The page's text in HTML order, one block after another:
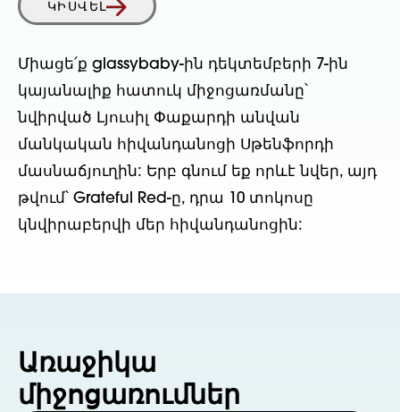
ԿԻՍՎԵԼ
Միացե՛ք glassybaby-ին դեկտեմբերի 7-ին
կայանալիք հատուկ միջոցառմանը՝
նվիրված Լյուսիլ Փաքարդի անվան
մանկական հիվանդանոցի Սթենֆորդի
մասնաճյուղին: Երբ գնում եք որևէ նվեր, այդ
թվում՝ Grateful Red-ը, դրա 10 տոկոսը
կնվիրաբերվի մեր հիվանդանոցին:
Առաջիկա
միջոցառումներ